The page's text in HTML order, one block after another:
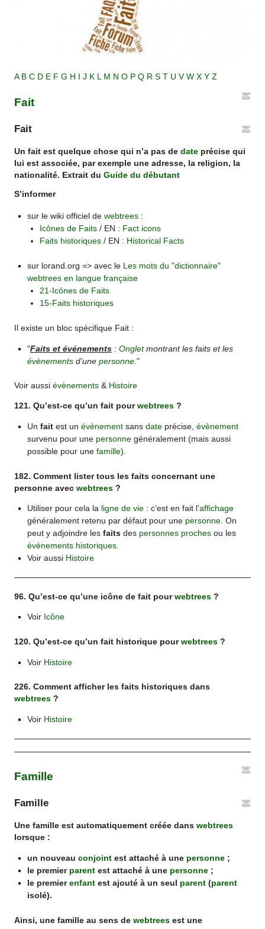
A B C D E F G H J K L M N O P Q R S T U V W X Y Z
Fait
Fait
Un fait est quelque chose qui n’a pas dedate précise qui
lui est associée, par exemple une adresse, la religion, la
nationalité. Extrait duGuide du débutant
S’informer
sur le wiki officiel de webtrees:
Icônes de Faits / EN : Fact icons
Faits historiques / EN : Historical Facts
sur lorand.org => avec le Les mots du "dictionnaire"
webtrees en langue française
21-Icônes de Faits
15-Faits historiques
Il existe un bloc spécifique Fait :
"Faits et événements: Ongletmontrant les faits et les
évènementsd’une personne. "
Voir aussiévènements & Histoire
121. Qu’est-ce qu’un fait pourwebtrees ?
Un faitest un évènementsans dateprécise, évènement
survenu pour une personnegénéralement (mais aussi
possible pour une famille).
182. Comment lister tous les faits concernant une
personne avecwebtrees ?
Utiliser pour cela la ligne de vie: c’est en fait l’affichage
généralement retenu par défaut pour une personne. On
peut y adjoindre les faitsdes personnes prochesou les
évènements historiques.
Voir aussi Histoire
96. Qu’est-ce qu’une icône de fait pourwebtrees ?
Voir Icône
120. Qu’est-ce qu’un fait historique pourwebtrees ?
Voir Histoire
226. Comment afficher les faits historiques dans
webtrees ?
Voir Histoire
Famille
Famille
Une famille est automatiquement créée danswebtrees
lorsque :
un nouveau conjointest attaché à une personne;
le premier parentest attaché à une personne;
le premierenfantest ajouté à un seul parent(parent
isolé).
Ainsi, une famille au sens dewebtrees est une